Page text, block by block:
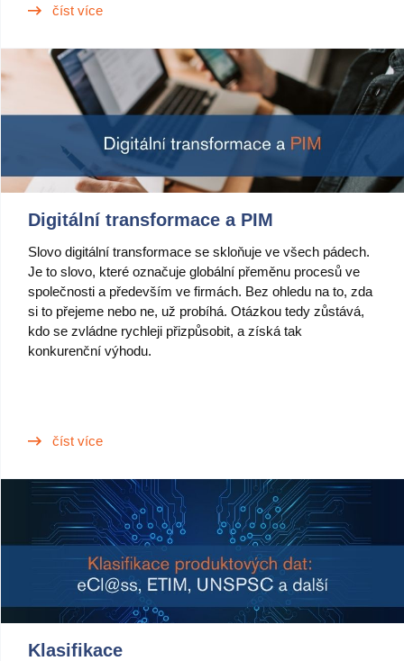
číst více
Digitální transformace a PIM
Slovo digitální transformace se skloňuje ve všech pádech.
Je to slovo, které označuje globální přeměnu procesů ve
společnosti a především ve firmách. Bez ohledu na to, zda
si to přejeme nebo ne, už probíhá. Otázkou tedy zůstává,
kdo se zvládne rychleji přizpůsobit, a získá tak
konkurenční výhodu.
číst více
Klasifikace